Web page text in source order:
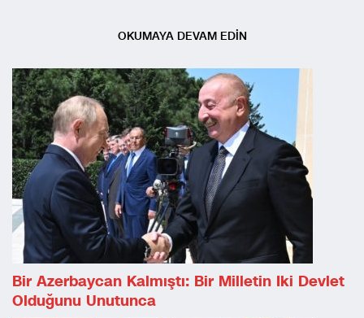
OKUMAYA DEVAM EDİN
Bir Azerbaycan Kalmıştı: Bir Milletin Iki Devlet
Olduğunu Unutunca